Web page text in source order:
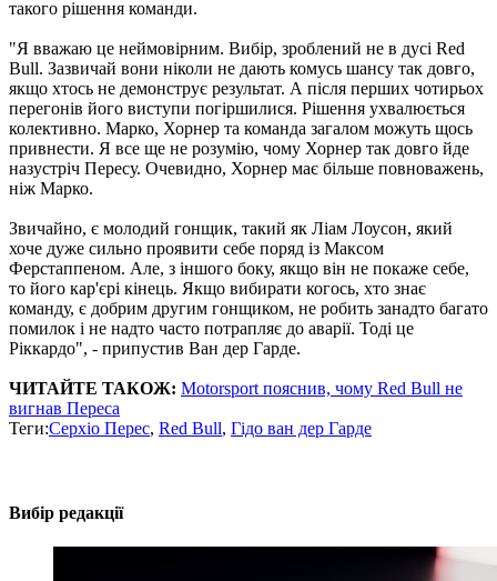
такого рішення команди.
"Я вважаю це неймовірним. Вибір, зроблений не в дусі Red
Bull. Зазвичай вони ніколи не дають комусь шансу так довго,
якщо хтось не демонструє результат. А після перших чотирьох
перегонів його виступи погіршилися. Рішення ухвалюється
колективно. Марко, Хорнер та команда загалом можуть щось
привнести. Я все ще не розумію, чому Хорнер так довго йде
назустріч Пересу. Очевидно, Хорнер має більше повноважень,
ніж Марко.
Звичайно, є молодий гонщик, такий як Ліам Лоусон, який
хоче дуже сильно проявити себе поряд із Максом
Ферстаппеном. Але, з іншого боку, якщо він не покаже себе,
то його кар'єрі кінець. Якщо вибирати когось, хто знає
команду, є добрим другим гонщиком, не робить занадто багато
помилок і не надто часто потрапляє до аварії. Тоді це
Ріккардо", - припустив Ван дер Гарде.
ЧИТАЙТЕ ТАКОЖ: Motorsport пояснив, чому Red Bull не
вигнав Переса
Теги:Серхіо Перес, Red Bull, Гідо ван дер Гарде
Вибір редакції